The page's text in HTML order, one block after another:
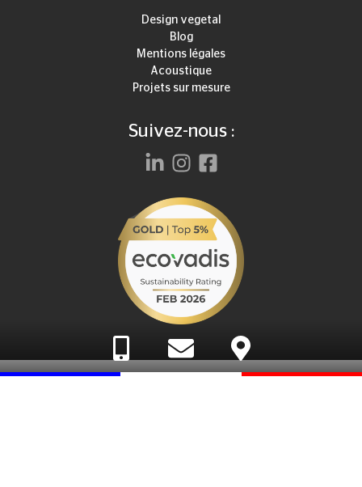
Design vegetal
Blog
Mentions légales
Acoustique
Projets sur mesure
Suivez-nous :